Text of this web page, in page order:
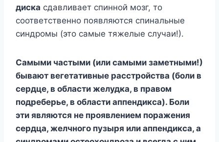
диска сдавливает спинной мозг, то
соответственно появляются спинальные
синдромы (это самые тяжелые случаи!).
Самыми частыми (или самыми заметными!)
бывают вегетативные расстройства (боли в
сердце, в области желудка, в правом
подреберье, в области аппендикса). Боли
эти являются не проявлением поражения
сердца, желчного пузыря или аппендикса, а